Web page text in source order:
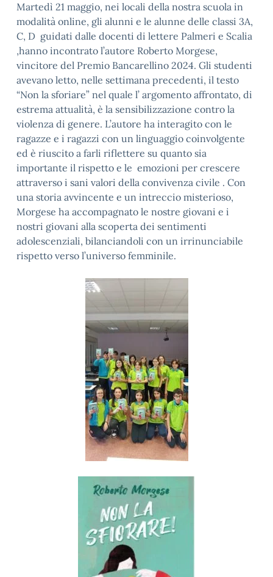
Martedì 21 maggio, nei locali della nostra scuola in
modalità online, gli alunni e le alunne delle classi 3A,
C, D guidati dalle docenti di lettere Palmeri e Scalia
,hanno incontrato l’autore Roberto Morgese,
vincitore del Premio Bancarellino 2024. Gli studenti
avevano letto, nelle settimana precedenti, il testo
“Non la sforiare” nel quale l’ argomento affrontato, di
estrema attualità, è la sensibilizzazione contro la
violenza di genere. L’autore ha interagito con le
ragazze e i ragazzi con un linguaggio coinvolgente
ed è riuscito a farli riflettere su quanto sia
importante il rispetto e le emozioni per crescere
attraverso i sani valori della convivenza civile . Con
una storia avvincente e un intreccio misterioso,
Morgese ha accompagnato le nostre giovani e i
nostri giovani alla scoperta dei sentimenti
adolescenziali, bilanciandoli con un irrinunciabile
rispetto verso l’universo femminile.